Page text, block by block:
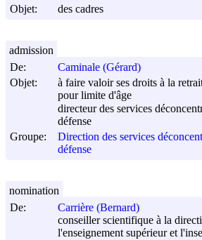
Objet:
des cadres
De:
Caminale (Gérard)
Objet:
à faire valoir ses droits à la
pour limite d'âge
directeur des services
défense
Groupe:
Direction des services
défense
admission
De:
Carrière (Bernard)
conseiller scientifique à la
l'enseignement supérieur et
nomination